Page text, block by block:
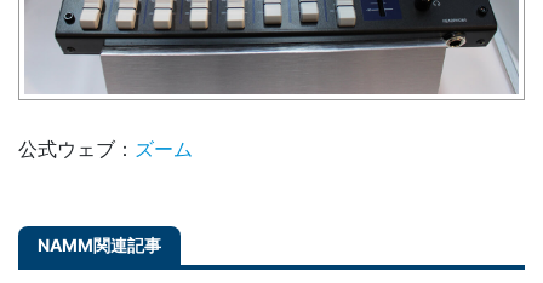
公式ウェブ： ズーム